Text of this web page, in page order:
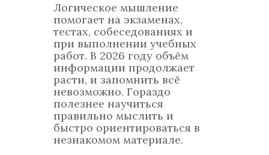
Логическое мышление
помогает на экзаменах,
тестах, собеседованиях и
при выполнении учебных
работ. В 2026 году объём
информации продолжает
расти, и запомнить всё
невозможно. Гораздо
полезнее научиться
правильно мыслить и
быстро ориентироваться в
незнакомом материале.